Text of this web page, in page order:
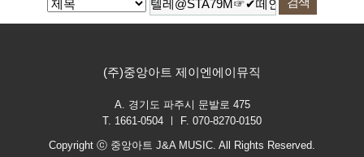
(주)중앙아트 제이엔에이뮤직
A. 경기도 파주시 문발로 475
T. 1661-0504 ㅣ F. 070-8270-0150
Copyright ⓒ 중앙아트 J&A MUSIC. All Rights Reserved.